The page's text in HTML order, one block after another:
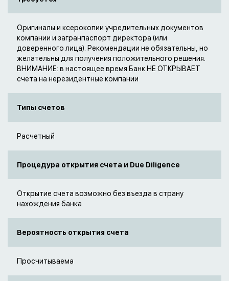
Оригиналы и ксерокопии учредительных документов
компании и загранпаспорт директора (или
доверенного лица). Рекомендации не обязательны, но
желательны для получения положительного решения.
ВНИМАНИЕ: в настоящее время Банк НЕ ОТКРЫВАЕТ
счета на нерезидентные компании
Типы счетов
Расчетный
Процедура открытия счета и Due Diligence
Открытие счета возможно без въезда в страну
нахождения банка
Вероятность открытия счета
Просчитываема